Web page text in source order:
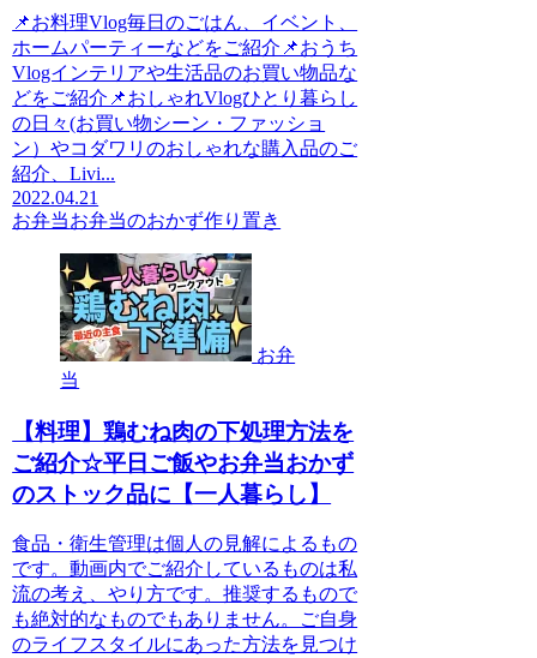
📌お料理Vlog毎日のごはん、イベント、
ホームパーティーなどをご紹介📌おうち
Vlogインテリアや生活品のお買い物品な
どをご紹介📌おしゃれVlogひとり暮らし
の日々(お買い物シーン・ファッショ
ン）やコダワリのおしゃれな購入品のご
紹介、Livi...
2022.04.21
お弁当お弁当のおかず作り置き
お弁
当
【料理】鶏むね肉の下処理方法を
ご紹介☆平日ご飯やお弁当おかず
のストック品に【一人暮らし】
食品・衛生管理は個人の見解によるもの
です。動画内でご紹介しているものは私
流の考え、やり方です。推奨するもので
も絶対的なものでもありません。ご自身
のライフスタイルにあった方法を見つけ